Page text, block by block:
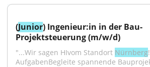
(Junior) Ingenieur:in in der Bau-
Projektsteuerung (m/w/d)
"...Wir sagen HIvom Standort Nürnberg
AufgabenBegleite spannende